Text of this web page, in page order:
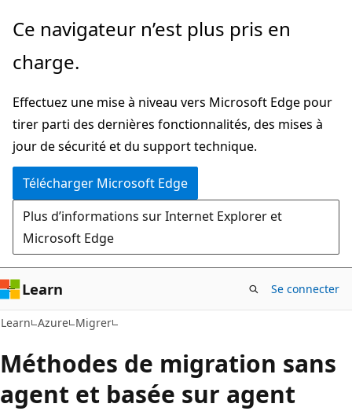
Passer
directement
au
principal
Ce navigateur n’est plus pris en
charge.
Effectuez une mise à niveau vers Microsoft Edge pour
tirer parti des dernières fonctionnalités, des mises à
jour de sécurité et du support technique.
Télécharger Microsoft Edge
Plus d’informations sur Internet Explorer et
Microsoft Edge
Learn Se connecter
Learn Azure Migrer
Méthodes de migration sans
agent et basée sur agent